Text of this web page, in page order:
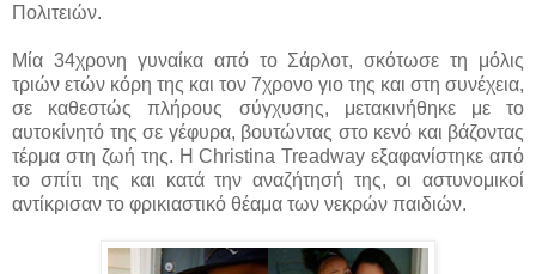
Πολιτειών.
Μία 34χρονη γυναίκα από το Σάρλοτ, σκότωσε τη μόλις
τριών ετών κόρη της και τον 7χρονο γιο της και στη συνέχεια,
σε καθεστώς πλήρους σύγχυσης, μετακινήθηκε με το
αυτοκίνητό της σε γέφυρα, βουτώντας στο κενό και βάζοντας
τέρμα στη ζωή της. Η Christina Treadway εξαφανίστηκε από
το σπίτι της και κατά την αναζήτησή της, οι αστυνομικοί
αντίκρισαν το φρικιαστικό θέαμα των νεκρών παιδιών.